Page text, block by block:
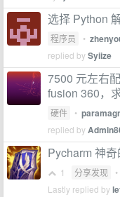
选择 Python
程序员 •
replied bySyiize
7500 元左右
fusion 360，
硬件 •
replied by
Pycharm 神
1 分享发现 •
Lastly replied by